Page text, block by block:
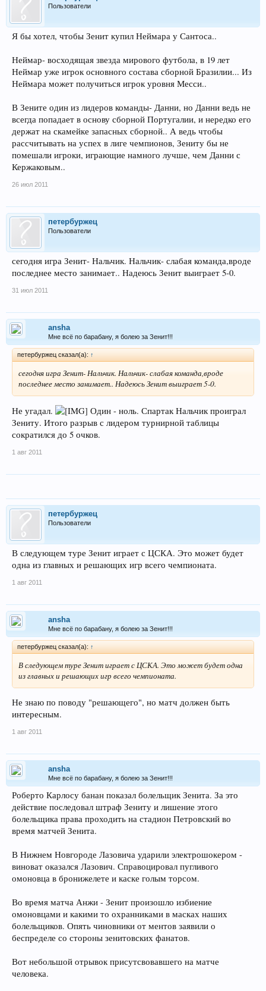
Пользователи
Я бы хотел, чтобы Зенит купил Неймара у Сантоса..
Неймар- восходящая звезда мирового футбола, в 19 лет
Неймар уже игрок основного состава сборной Бразилии... Из
Неймара может получиться игрок уровня Месси..
В Зените один из лидеров команды- Данни, но Данни ведь не
всегда попадает в основу сборной Португалии, и нередко его
держат на скамейке запасных сборной.. А ведь чтобы
рассчитывать на успех в лиге чемпионов, Зениту бы не
помешали игроки, играющие намного лучше, чем Данни с
Кержаковым..
26 июл 2011
петербуржец
Пользователи
сегодня игра Зенит- Нальчик. Нальчик- слабая команда,вроде
последнее место занимает.. Надеюсь Зенит выиграет 5-0.
31 июл 2011
ansha
Мне всё по барабану, я болею за Зенит!!!
петербуржец сказал(а): ↑
сегодня игра Зенит- Нальчик. Нальчик- слабая команда,вроде
последнее место занимает.. Надеюсь Зенит выиграет 5-0.
Не угадал.
Один - ноль. Спартак Нальчик проиграл
Зениту. Итого разрыв с лидером турнирной таблицы
сократился до 5 очков.
1 авг 2011
петербуржец
Пользователи
В следующем туре Зенит играет с ЦСКА. Это может будет
одна из главных и решающих игр всего чемпионата.
1 авг 2011
ansha
Мне всё по барабану, я болею за Зенит!!!
петербуржец сказал(а): ↑
В следующем туре Зенит играет с ЦСКА. Это может будет одна
из главных и решающих игр всего чемпионата.
Не знаю по поводу "решающего", но матч должен быть
интересным.
1 авг 2011
ansha
Мне всё по барабану, я болею за Зенит!!!
Роберто Карлосу банан показал болельщик Зенита. За это
действие последовал штраф Зениту и лишение этого
болельщика права проходить на стадион Петровский во
время матчей Зенита.
В Нижнем Новгороде Лазовича ударили электрошокером -
виноват оказался Лазович. Справоцировал пугливого
омоновца в бронижелете и каске голым торсом.
Во время матча Анжи - Зенит произошло избиение
омоновцами и какими то охранниками в масках наших
болельщиков. Опять чиновники от ментов заявили о
беспределе со стороны зенитовских фанатов.
Вот небольшой отрывок присутсвовавшего на матче
человека.